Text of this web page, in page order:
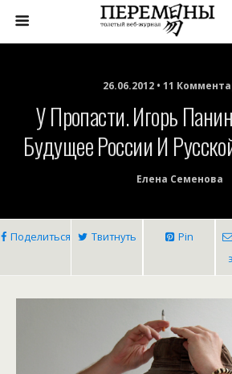
26.06.2012 • 11
У Пропасти. Игорь
Будущее России И
Елена Семенова
Поделиться Твитнуть Pin